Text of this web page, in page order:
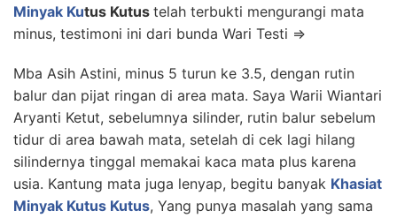
Minyak Kutus Kutus telah terbukti mengurangi mata
minus, testimoni ini dari bunda Wari Testi =>
Mba Asih Astini, minus 5 turun ke 3.5, dengan rutin
balur dan pijat ringan di area mata. Saya Warii Wiantari
Aryanti Ketut, sebelumnya silinder, rutin balur sebelum
tidur di area bawah mata, setelah di cek lagi hilang
silindernya tinggal memakai kaca mata plus karena
usia. Kantung mata juga lenyap, begitu banyak Khasiat
Minyak Kutus Kutus, Yang punya masalah yang sama